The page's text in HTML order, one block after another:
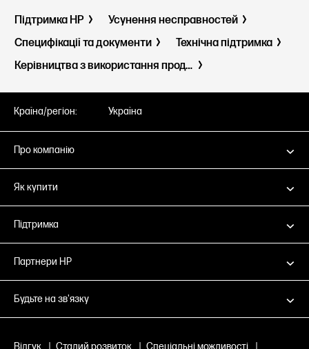
Підтримка HP
Усунення несправностей
Специфікації та документи
Технічна підтримка
Керівництва з використання продуктів
Країна/регіон: Україна
Про компанію
Як купити
Підтримка
Партнери НР
Будьте на зв'язку
Відгук Сталий розвиток Спеціальні можливості